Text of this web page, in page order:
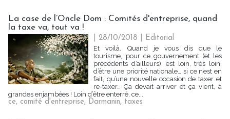
La case de l’Oncle Dom : Comités d'entreprise, quand
la taxe va, tout va !
| 28/10/2018
Editorial
Et voilà. Quand je vous dis que le
tourisme, pour ce gouvernement (et les
précédents d’ailleurs), est loin, très loin,
d’être une priorité nationale… si ce n’est en
fait, qu’une nouvelle occasion de taxer et
re-taxer… Ça devait arriver et ça vient, à
grandes enjambées ! Loin d’être enterré, ce...
ce, comité d'entreprise, Darmanin, taxes